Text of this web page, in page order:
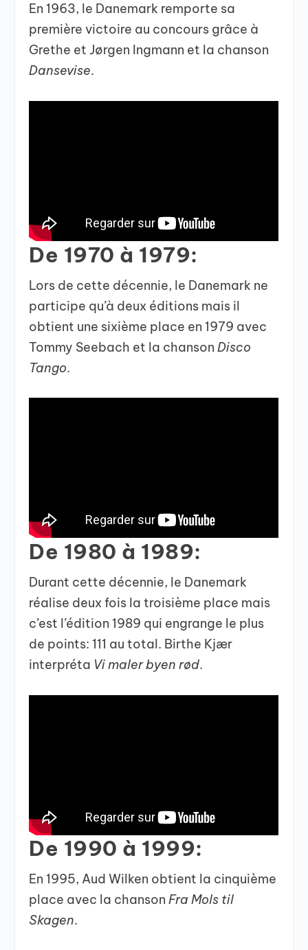
En 1963, le Danemark remporte sa
première victoire au concours grâce à
Grethe et Jørgen Ingmann et la chanson
Dansevise.
De 1970 à 1979:
Lors de cette décennie, le Danemark ne
participe qu’à deux éditions mais il
obtient une sixième place en 1979 avec
Tommy Seebach et la chansonDisco
Tango.
De 1980 à 1989:
Durant cette décennie, le Danemark
réalise deux fois la troisième place mais
c’est l’édition 1989 qui engrange le plus
de points: 111 au total. Birthe Kjær
interpréta Vi maler byen rød.
De 1990 à 1999:
En 1995, Aud Wilken obtient la cinquième
place avec la chansonFra Mols til
Skagen.